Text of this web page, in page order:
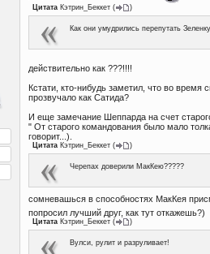
Цитата Кэтрин_Беккет ( )
Как они умудрились перепутать
действительно как ???!!!!
Кстати, кто-нибудь заметил, что во время
прозвучало как Сатида?
И еще замечание Шеппарда на счет
" От старого командования было мало
говорит...).
Цитата Кэтрин_Беккет ( )
Черепах доверили МакКею?????
сомневашься в способностях МакКея
попросил лучший друг, как тут откажешь?)
Цитата Кэтрин_Беккет ( )
Вулси, рулит и разруливает!